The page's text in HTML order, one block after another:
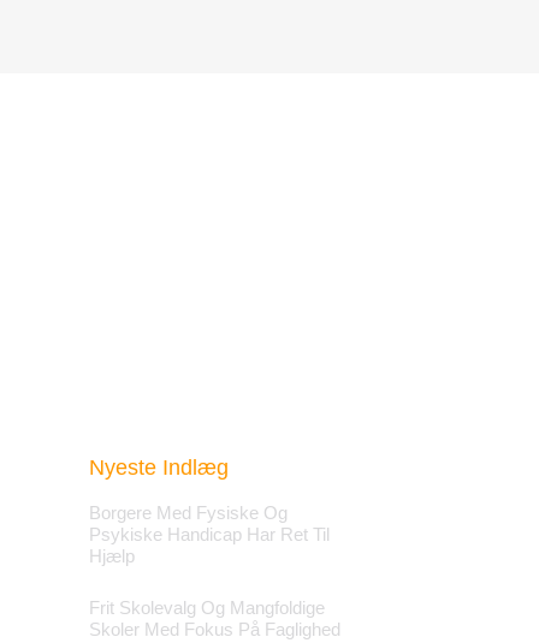
Nyeste Indlæg
Borgere Med Fysiske Og
Psykiske Handicap Har Ret Til
Hjælp
Frit Skolevalg Og Mangfoldige
Skoler Med Fokus På Faglighed